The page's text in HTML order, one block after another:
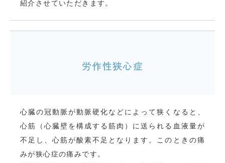
紹介させていただきます。
労作性狭心症
心臓の冠動脈が動脈硬化などによって狭くなると、
心筋（心臓壁を構成する筋肉）に送られる血液量が
不足し、心筋が酸素不足となります。このときの痛
みが狭心症の痛みです。